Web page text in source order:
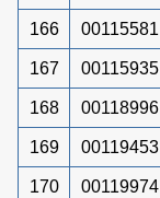
166 00115581
167 00115935
168 00118996
169 00119453
170 00119974